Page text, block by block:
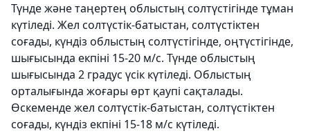
Түнде және таңертең облыстың солтүстігінде тұман
күтіледі. Жел солтүстік-батыстан, солтүстіктен
соғады, күндіз облыстың солтүстігінде, оңтүстігінде,
шығысында екпіні 15-20 м/с. Түнде облыстың
шығысында 2 градус үсік күтіледі. Облыстың
орталығында жоғары өрт қаупі сақталады.
Өскеменде жел солтүстік-батыстан, солтүстіктен
соғады, күндіз екпіні 15-18 м/с күтіледі.